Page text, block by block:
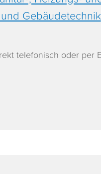
Gebäudetechnik
telefonisch oder per